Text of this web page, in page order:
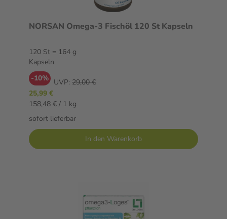
NORSAN Omega-3 Fischöl 120 St Kapseln
120 St = 164 g
Kapseln
-10% UVP: 29,00 €
25,99 €
158,48 € / 1 kg
sofort lieferbar
In den Warenkorb